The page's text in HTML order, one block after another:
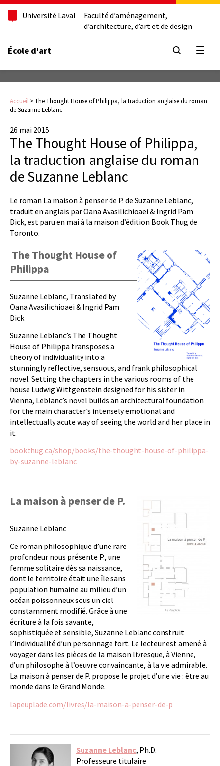
Université Laval
Faculté d’aménagement,
d’architecture, d’art et de design
École d'art
Accueil >The Thought House of Philippa, la traduction anglaise du roman
de Suzanne Leblanc
26 mai 2015
The Thought House of Philippa,
la traduction anglaise du roman
de Suzanne Leblanc
Le roman La maison à penser de P. de Suzanne Leblanc,
traduit en anglais par Oana Avasilichioaei & Ingrid Pam
Dick, est paru en mai à la maison d’édition Book Thug de
Toronto.
The Thought House of
Philippa
Suzanne Leblanc, Translated by
Oana Avasilichioaei & Ingrid Pam
Dick
Suzanne Leblanc’s The Thought
House of Philippa transposes a
theory of individuality into a
stunningly reflective, sensuous, and frank philosophical
novel. Setting the chapters in the various rooms of the
house Ludwig Wittgenstein designed for his sister in
Vienna, Leblanc’s novel builds an architectural foundation
for the main character’s intensely emotional and
intellectually acute way of seeing the world and her place in
it.
bookthug.ca/shop/books/the-thought-house-of-philippa-
by-suzanne-leblanc
La maison à penser de P.
Suzanne Leblanc
Ce roman philosophique d’une rare
profondeur nous présente P., une
femme solitaire dès sa naissance,
dont le territoire était une île sans
population humaine au milieu d’un
océan poissonneux sous un ciel
constamment modifié. Grâce à une
écriture à la fois savante,
sophistiquée et sensible, Suzanne Leblanc construit
l’individualité d’un personnage fort. Le lecteur est amené à
voyager dans les pièces de la maison livresque, à Vienne,
d’un philosophe à l’oeuvre convaincante, à la vie admirable.
La maison à penser de P. propose le projet d’une vie : être au
monde dans le Grand Monde.
lapeuplade.com/livres/la-maison-a-penser-de-p
Suzanne Leblanc, Ph.D.
Professeure titulaire